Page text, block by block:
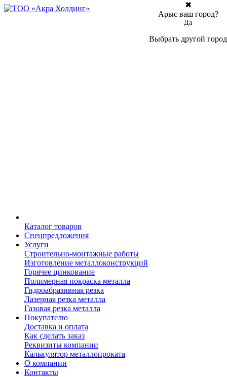
Каталог товаров
Спецпредложения
Услуги
Строительно-монтажные работы
Изготовление металлоконструкций
Горячее цинкование
Полимерная покраска металла
Гидроабразивная резка
Лазерная резка металла
Газовая резка металла
Покупателю
Доставка и оплата
Как сделать заказ
Реквизиты компании
Калькулятор металлопроката
О компании
Контакты
✖
Арыс ваш город?
Да
Выбрать другой город